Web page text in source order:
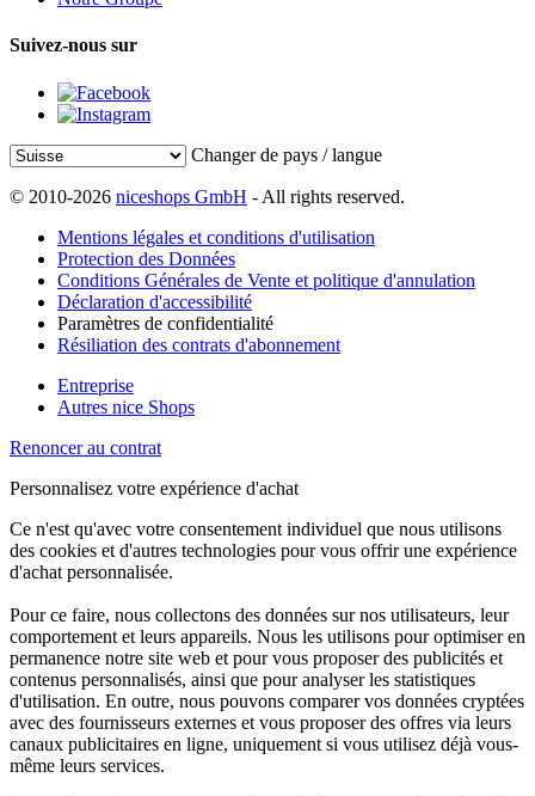
Suivez-nous sur
Changer de pays / langue
© 2010-2026 niceshops GmbH - All rights reserved.
Mentions légales et conditions d'utilisation
Protection des Données
Conditions Générales de Vente et politique d'annulation
Déclaration d'accessibilité
Paramètres de confidentialité
Résiliation des contrats d'abonnement
Entreprise
Autres nice Shops
Renoncer au contrat
Personnalisez votre expérience d'achat
Ce n'est qu'avec votre consentement individuel que nous utilisons
des cookies et d'autres technologies pour vous offrir une expérience
d'achat personnalisée.
Pour ce faire, nous collectons des données sur nos utilisateurs, leur
comportement et leurs appareils. Nous les utilisons pour optimiser en
permanence notre site web et pour vous proposer des publicités et
contenus personnalisés, ainsi que pour analyser les statistiques
d'utilisation. En outre, nous pouvons comparer vos données cryptées
avec des fournisseurs externes et vous proposer des offres via leurs
canaux publicitaires en ligne, uniquement si vous utilisez déjà vous-
même leurs services.